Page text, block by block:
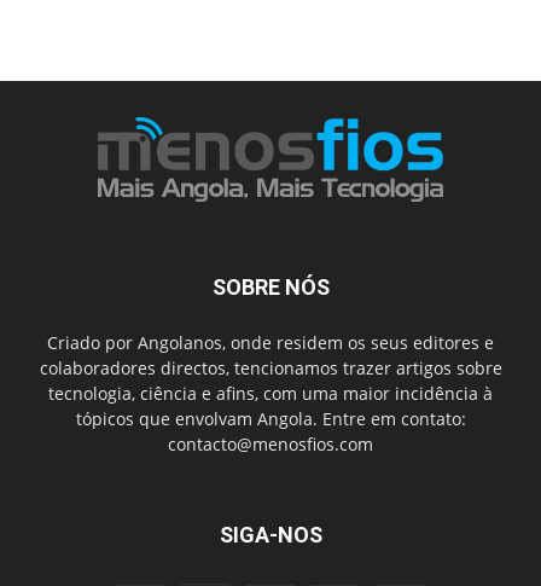
SOBRE NÓS
Criado por Angolanos, onde residem os seus editores e
colaboradores directos, tencionamos trazer artigos sobre
tecnologia, ciência e afins, com uma maior incidência à
tópicos que envolvam Angola. Entre em contato:
contacto@menosfios.com
SIGA-NOS